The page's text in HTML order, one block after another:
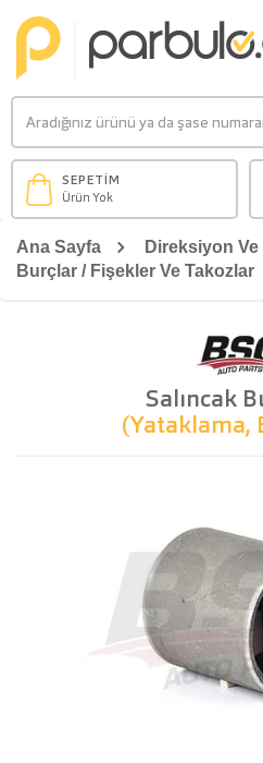
SEPETİM
Ürün Yok
Ana Sayfa
Direksiyon
Burçlar / Fişekler Ve Takozlar
Salıncak
(Yataklama,